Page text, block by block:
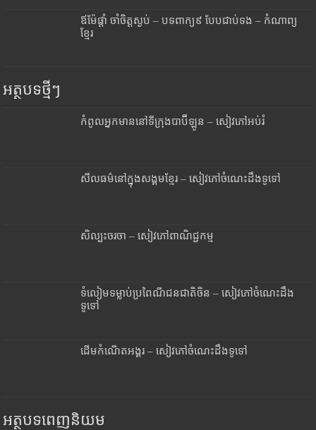
ឪម៉ែផ្តាំ ចាំចិត្តស្ងប់ – បទពាក្យ៩ បែបជាប់ទង – កំណាព្យ
ខ្មែរ
អត្ថបទថ្មីៗ
កំពូលអ្នកមាននៅទីក្រុងបាប៊ីឡូន – សៀវភៅអប់រំ
សីលធម៌នៅក្នុងសង្គមខ្មែរ – សៀវភៅចំណេះដឹងទូទៅ
សិល្បះចរចា – សៀវភៅពាណិជ្ជកម្ម
ទំលៀមទម្លាប់ប្រពៃណីជនជាតិចិន – សៀវភៅចំណេះដឹង
ទូទៅ
ដើមកំណើតអង្គរ – សៀវភៅចំណេះដឹងទូទៅ
អត្ថបទពេញនិយម